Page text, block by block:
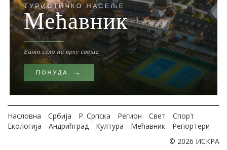
Насловна Србија Р. Српска Регион Свет
Спорт
Екологија
Андрићград Култура Мећавник
Репортери
© 2026 ИСКРА